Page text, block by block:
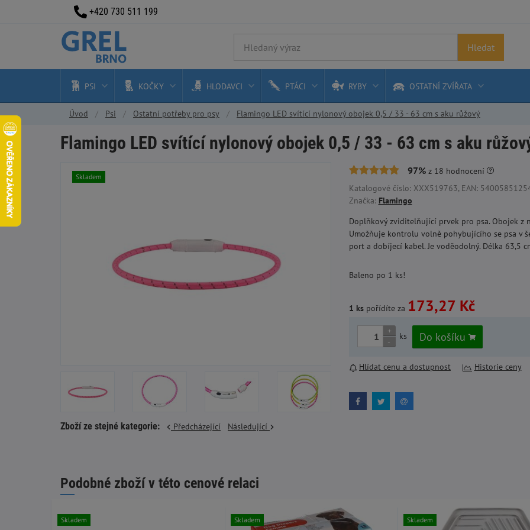
Hledat
PSI KOČKY HLODAVCI PTÁCI RYBY OSTATNÍ ZVÍŘATA
Úvod Psi Ostatní potřeby pro psy Flamingo LED svítící nylonový obojek 0,5 / 33 - 63 cm s aku růžový
Flamingo LED svítící nylonový obojek 0,5 / 33 - 63 cm s aku
Skladem
Zboží ze stejné kategorie: Předcházející Následující
97%z 18 hodnocení
Katalogové číslo: XXX519763, EAN:
Značka: Flamingo
Doplňkový zviditelňující prvek pro psa. Obojek z
Umožňuje kontrolu volně pohybujícího se psa v
port a dobíjecí kabel. Je voděodolný. Délka 63,5
Baleno po 1 ks!
1 kspořídíte za 173,27 Kč
+
-
ks Do košíku
Hlídat cenu a dostupnost Historie ceny
Podobné zboží v této cenové relaci
Skladem Skladem Skladem
+420 730 511 199